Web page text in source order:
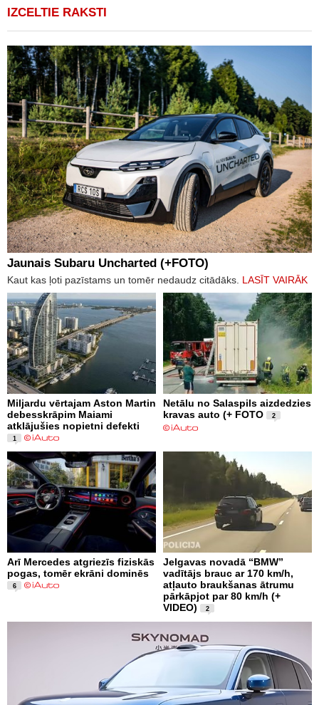
IZCELTIE RAKSTI
Jaunais Subaru Uncharted (+FOTO)
Kaut kas ļoti pazīstams un tomēr nedaudz citādāks. LASĪT VAIRĀK
Miljardu vērtajam Aston Martin
debesskrāpim Maiami
atklājušies nopietni defekti
1
Netālu no Salaspils aizdedzies
kravas auto (+ FOTO
2
Arī Mercedes atgriezīs fiziskās
pogas, tomēr ekrāni dominēs
6
Jelgavas novadā “BMW”
vadītājs brauc ar 170 km/h,
atļauto braukšanas ātrumu
pārkāpjot par 80 km/h (+
VIDEO)
2